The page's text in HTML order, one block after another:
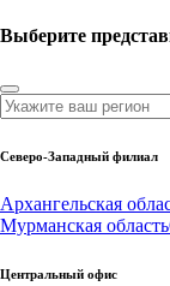
Выберите
Северо-Западный филиал
Архангельская
Мурманская область
Центральный офис